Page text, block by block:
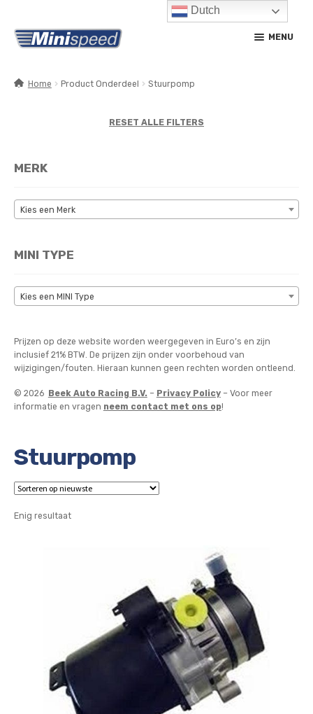
Ga
door
navigatie
Ga
naar
inhoud
MENU
CONTACT
MIJN ACCOUNT
Home Product Onderdeel Stuurpomp
Stuurpomp
Enig resultaat
RESET ALLE FILTERS
MERK
Kies een Merk
MINI TYPE
Kies een MINI Type
Prijzen op deze website worden weergegeven in Euro’s en zijn
inclusief 21% BTW. De prijzen zijn onder voorbehoud van
wijzigingen/fouten. Hieraan kunnen geen rechten worden ontleend.
© 2026 Beek Auto Racing B.V. – Privacy Policy– Voor meer
informatie en vragen neem contact met ons op!
Dutch